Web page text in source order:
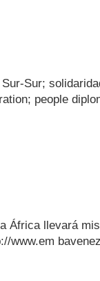
Sur;
people
África llevará
www.em